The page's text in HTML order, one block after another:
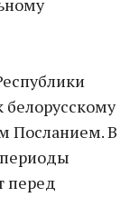
белорусскому
Посланием. В
перед